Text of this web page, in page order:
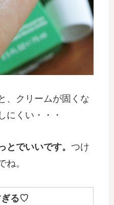
、クリームが固くな
にくい・・・
とでいいです。 つけ
ね。
ぎる♡